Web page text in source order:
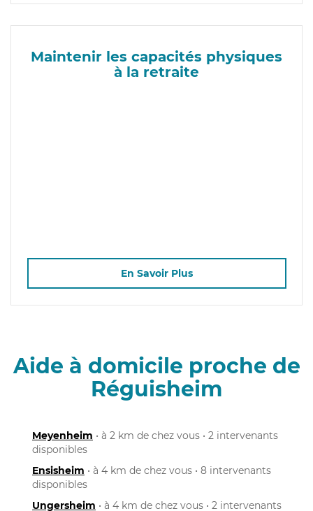
Maintenir les capacités physiques
à la retraite
En Savoir Plus
Aide à domicile proche de
Réguisheim
Meyenheim • à 2 km de chez vous • 2 intervenants
disponibles
Ensisheim • à 4 km de chez vous • 8 intervenants
disponibles
Ungersheim • à 4 km de chez vous • 2 intervenants